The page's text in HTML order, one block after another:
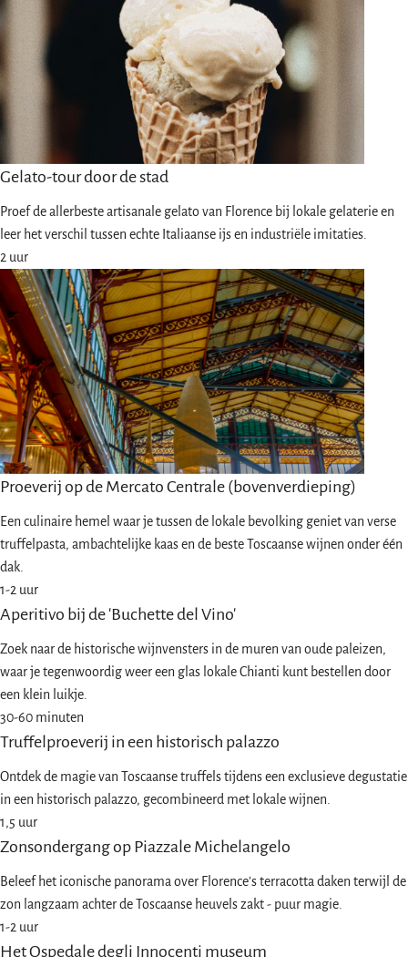
Gelato-tour door de stad
Proef de allerbeste artisanale gelato van Florence bij lokale gelaterie en
leer het verschil tussen echte Italiaanse ijs en industriële imitaties.
2 uur
Proeverij op de Mercato Centrale (bovenverdieping)
Een culinaire hemel waar je tussen de lokale bevolking geniet van verse
truffelpasta, ambachtelijke kaas en de beste Toscaanse wijnen onder één
dak.
1-2 uur
Aperitivo bij de 'Buchette del Vino'
Zoek naar de historische wijnvensters in de muren van oude paleizen,
waar je tegenwoordig weer een glas lokale Chianti kunt bestellen door
een klein luikje.
30-60 minuten
Truffelproeverij in een historisch palazzo
Ontdek de magie van Toscaanse truffels tijdens een exclusieve degustatie
in een historisch palazzo, gecombineerd met lokale wijnen.
1,5 uur
Zonsondergang op Piazzale Michelangelo
Beleef het iconische panorama over Florence's terracotta daken terwijl de
zon langzaam achter de Toscaanse heuvels zakt - puur magie.
1-2 uur
Het Ospedale degli Innocenti museum